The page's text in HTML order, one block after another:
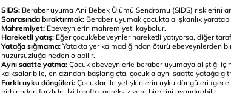
SIDS: Beraber uyuma Ani Bebek Ölümü Sendromu (SIDS) risklerini
Sonrasında bıraktırmak: Beraber uyumak çocukta alışkanlık
Mahremiyet: Ebeveynlerin mahremiyeti kaybolur.
Hareketli yatış: Eğer çocuk/ebeveynler hareketli yatıyorsa, diğer
Yatağa sığmama: Yatakta yer kalmadığından ötürü ebeveynlerden
huzursuzluğa neden olabilir.
Aynı saatte yatma: Çocuk ebeveynlerle beraber uyumaya alıştığı
kalksalar bile, en azından başlangıçta, çocukla aynı saatte yatağa
Farklı uyku döngüleri: Çocuklar ile yetişkinlerin uyku döngüleri